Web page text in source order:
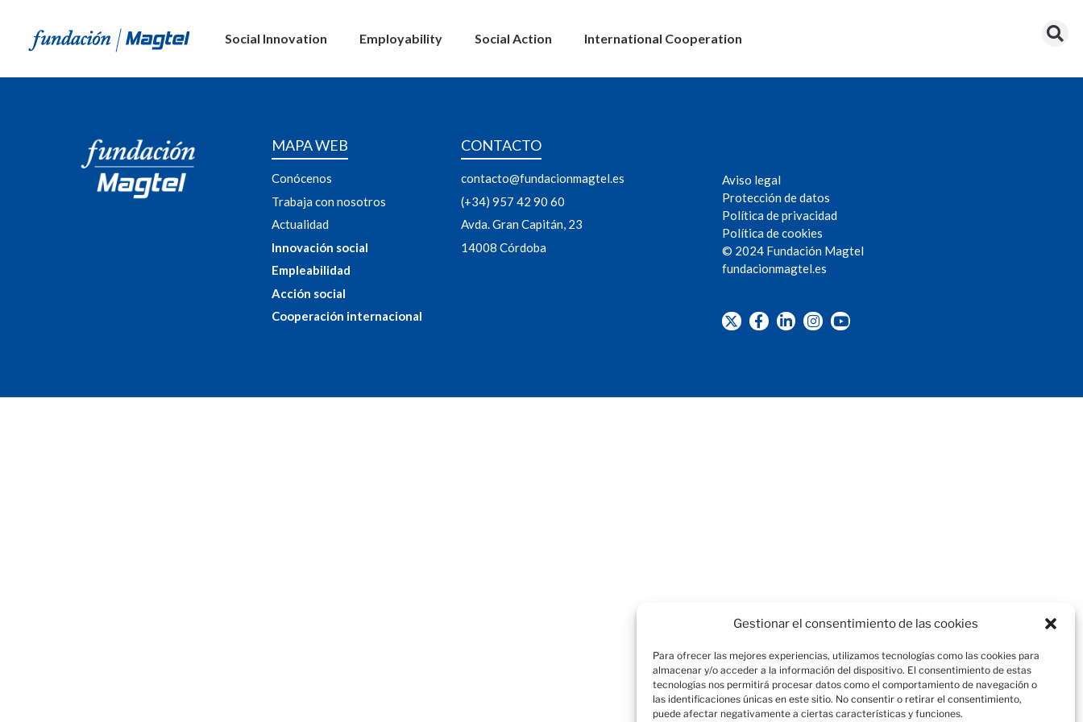
Gestionar el consentimiento de las cookies
Para ofrecer las mejores experiencias, utilizamos tecnologías como las cookies para
almacenar y/o acceder a la información del dispositivo. El consentimiento de estas
tecnologías nos permitirá procesar datos como el comportamiento de navegación o
las identificaciones únicas en este sitio. No consentir o retirar el consentimiento,
puede afectar negativamente a ciertas características y funciones.
Social Innovation Employability Social Action International Cooperation
MAPA WEB
Conócenos
Trabaja con nosotros
Actualidad
Innovación social
Empleabilidad
Acción social
Cooperación internacional
CONTACTO
contacto@fundacionmagtel.es
(+34) 957 42 90 60
Avda. Gran Capitán, 23
14008 Córdoba
Aviso legal
Protección de datos
Política de privacidad
Política de cookies
© 2024 Fundación Magtel
fundacionmagtel.es